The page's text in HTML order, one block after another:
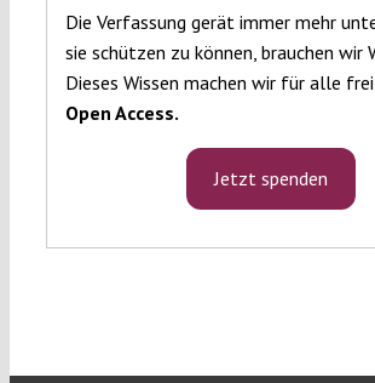
Die Verfassung gerät immer mehr
sie schützen zu können, brauchen wir
Dieses Wissen machen wir für alle
Open Access.
Jetzt spenden